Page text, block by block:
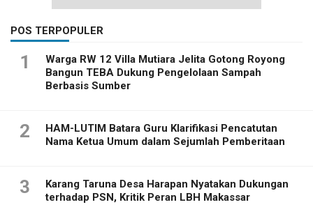
POS TERPOPULER
1
Warga RW 12 Villa Mutiara Jelita Gotong Royong
Bangun TEBA Dukung Pengelolaan Sampah
Berbasis Sumber
2
HAM-LUTIM Batara Guru Klarifikasi Pencatutan
Nama Ketua Umum dalam Sejumlah Pemberitaan
3
Karang Taruna Desa Harapan Nyatakan Dukungan
terhadap PSN, Kritik Peran LBH Makassar